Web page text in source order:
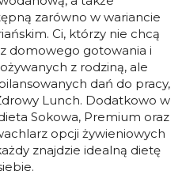
zarówno w wariancie
Ci, którzy nie chcą
domowego gotowania i
z rodziną, ale
dań do pracy,
Lunch. Dodatkowo w
Sokowa, Premium oraz
opcji żywieniowych
znajdzie idealną dietę